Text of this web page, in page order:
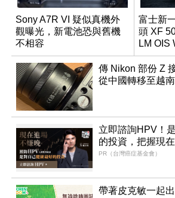
Sony A7R VI 疑似真機外
觀曝光，新電池恐與舊機
不相容
富士新
頭 XF
LM OIS
同步亮
傳 Nikon 部份 Z
從中國轉移至越南
立即諮詢HPV！
的投資，把握現在
PR（台灣癌症基金會）
帶著皮克敏一起